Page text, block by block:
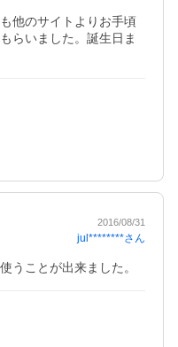
他のサイトよりお手頃
らいました。誕生日ま
2016/08/31
jul********さん
うことが出来ました。